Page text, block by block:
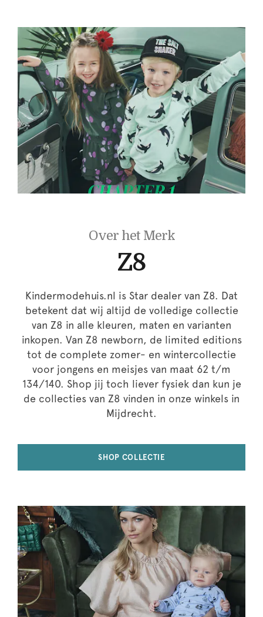
Over het Merk
Z8
Kindermodehuis.nl is Star dealer van Z8. Dat
betekent dat wij altijd de volledige collectie
van Z8 in alle kleuren, maten en varianten
inkopen. Van Z8 newborn, de limited editions
tot de complete zomer- en wintercollectie
voor jongens en meisjes van maat 62 t/m
134/140. Shop jij toch liever fysiek dan kun je
de collecties van Z8 vinden in onze winkels in
Mijdrecht.
SHOP COLLECTIE